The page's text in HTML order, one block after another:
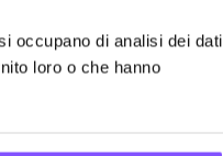
occupano di analisi dei dati
loro o che hanno
larga